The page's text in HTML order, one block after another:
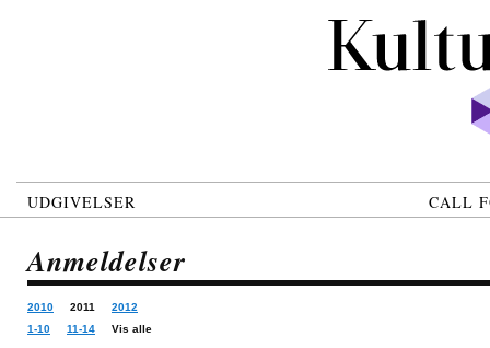
UDGIVELSER CALL
Anmeldelser
2010 2011
2012
1-10
11-14 Vis alle